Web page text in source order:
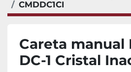
CMDDC1CI
Careta manual
DC-1 Cristal